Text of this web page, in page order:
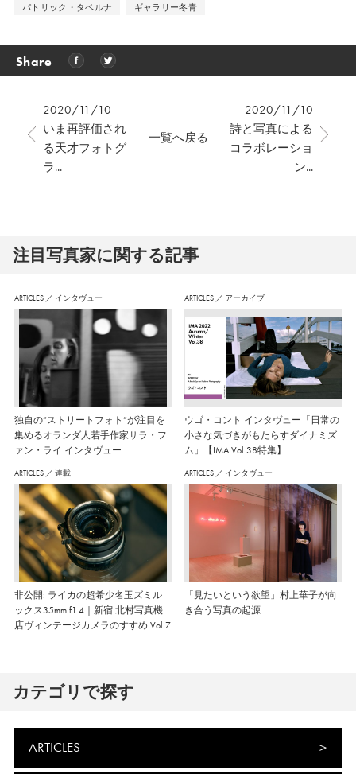
パトリック・タベルナ ギャラリー冬青
Share
2020/11/10
いま再評価され
る天才フォトグ
ラ...
2020/11/10
詩と写真による
コラボレーショ
ン...
一覧へ戻る
注⽬写真家に関する記事
ARTICLES ／ インタヴュー
独自の“ストリートフォト”が注目を
集めるオランダ人若手作家サラ・フ
ァン・ライ インタヴュー
ARTICLES ／ アーカイブ
ウゴ・コント インタヴュー「日常の
小さな気づきがもたらすダイナミズ
ム」【IMA Vol.38特集】
ARTICLES ／ 連載
非公開: ライカの超希少名玉ズミル
ックス35mm f1.4｜新宿 北村写真機
店ヴィンテージカメラのすすめ Vol.7
ARTICLES ／ インタヴュー
「見たいという欲望」村上華子が向
き合う写真の起源
カテゴリで探す
ARTICLES